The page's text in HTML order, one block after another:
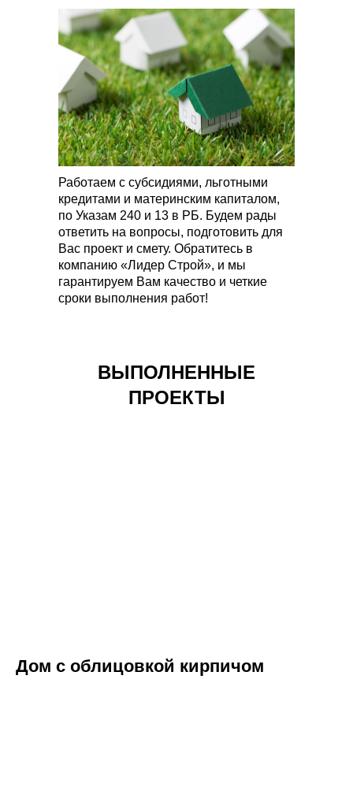
Работаем с субсидиями, льготными
кредитами и материнским капиталом,
по Указам 240 и 13 в РБ. Будем рады
ответить на вопросы, подготовить для
Вас проект и смету. Обратитесь в
компанию «Лидер Строй», и мы
гарантируем Вам качество и четкие
сроки выполнения работ!
ВЫПОЛНЕННЫЕ
ПРОЕКТЫ
Дом с облицовкой кирпичом